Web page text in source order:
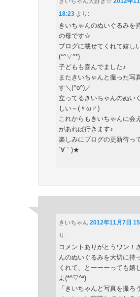
18:23 より:
きいちゃんのぬいぐるみを
の母です☆
ブログに載せてくれて嬉し
(*^▽^*)
子どもも喜んでました♪
またきいちゃんと撮った写
す＼(^o^)／
立ってるきいちゃんのぬい
しい～(〃ω〃)
これからもきいちゃんに会
があれば行きます♪
楽しみにブログの更新待っ
´∀｀)★
きいちゃん 2012年11月7日
り:
コメントありがとうワン！
んのぬいぐるみを大切に持
くれて、とーーーっても嬉
よ(*^▽^*)
「きいちゃんと写真を撮ろ